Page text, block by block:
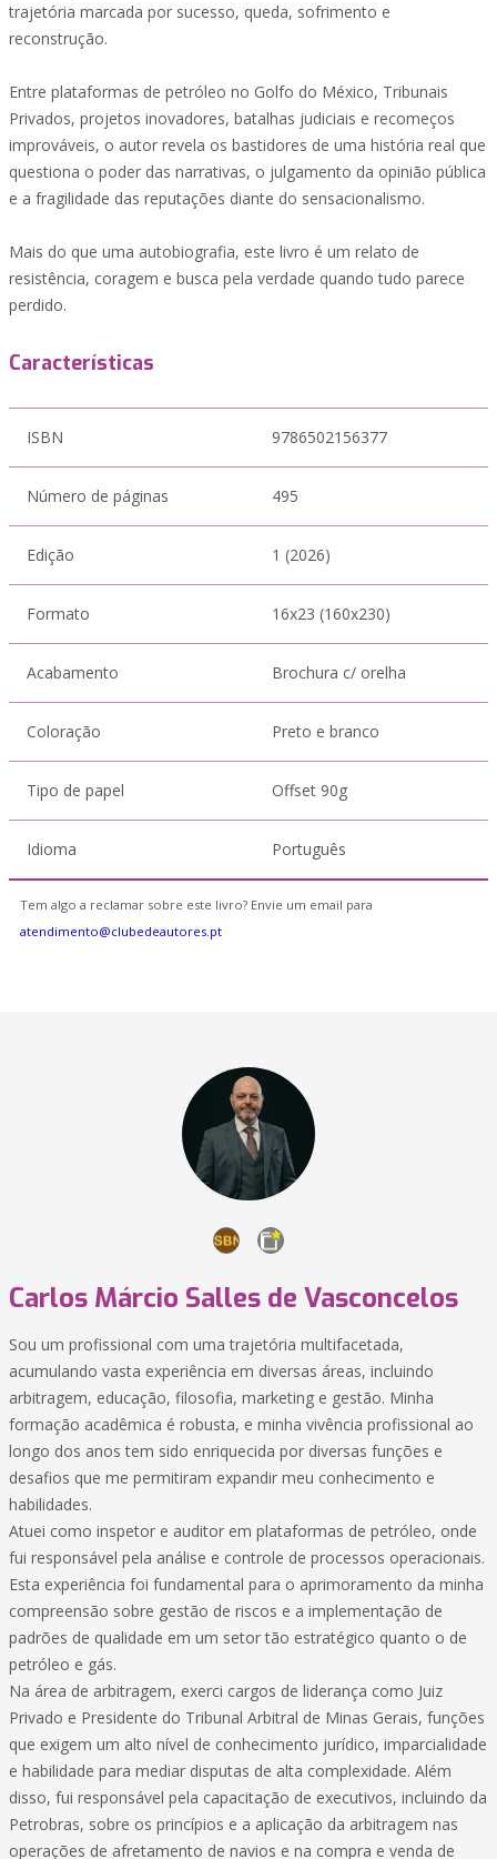
trajetória marcada por sucesso, queda, sofrimento e
reconstrução.
Entre plataformas de petróleo no Golfo do México, Tribunais
Privados, projetos inovadores, batalhas judiciais e recomeços
improváveis, o autor revela os bastidores de uma história real que
questiona o poder das narrativas, o julgamento da opinião pública
e a fragilidade das reputações diante do sensacionalismo.
Mais do que uma autobiografia, este livro é um relato de
resistência, coragem e busca pela verdade quando tudo parece
perdido.
Características
ISBN 9786502156377
Número de páginas 495
Edição 1 (2026)
Formato 16x23 (160x230)
Acabamento Brochura c/ orelha
Coloração Preto e branco
Tipo de papel Offset 90g
Idioma Português
Tem algo a reclamar sobre este livro? Envie um email para
atendimento@clubedeautores.pt
Carlos Márcio Salles de Vasconcelos
Sou um profissional com uma trajetória multifacetada,
acumulando vasta experiência em diversas áreas, incluindo
arbitragem, educação, filosofia, marketing e gestão. Minha
formação acadêmica é robusta, e minha vivência profissional ao
longo dos anos tem sido enriquecida por diversas funções e
desafios que me permitiram expandir meu conhecimento e
habilidades.
Atuei como inspetor e auditor em plataformas de petróleo, onde
fui responsável pela análise e controle de processos operacionais.
Esta experiência foi fundamental para o aprimoramento da minha
compreensão sobre gestão de riscos e a implementação de
padrões de qualidade em um setor tão estratégico quanto o de
petróleo e gás.
Na área de arbitragem, exerci cargos de liderança como Juiz
Privado e Presidente do Tribunal Arbitral de Minas Gerais, funções
que exigem um alto nível de conhecimento jurídico, imparcialidade
e habilidade para mediar disputas de alta complexidade. Além
disso, fui responsável pela capacitação de executivos, incluindo da
Petrobras, sobre os princípios e a aplicação da arbitragem nas
operações de afretamento de navios e na compra e venda de